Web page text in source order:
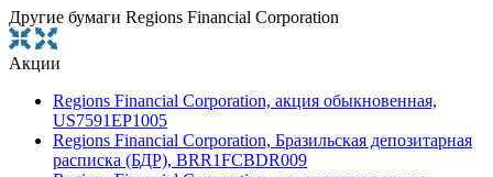
Другие бумаги Regions Financial Corporation
Акции
Regions Financial Corporation, акция обыкновенная,
US7591EP1005
Regions Financial Corporation, Бразильская депозитарная
расписка (БДР), BRR1FCBDR009